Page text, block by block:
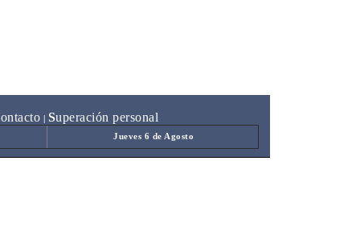
ontacto Superación personal
Jueves 6 de Agosto